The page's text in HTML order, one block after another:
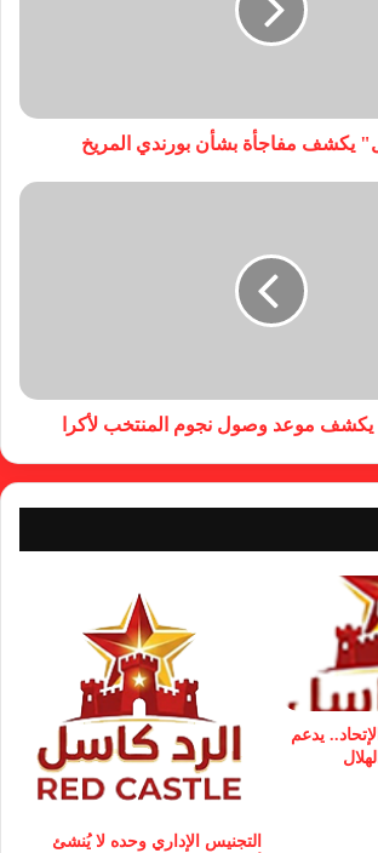
يكشف مفاجأة بشأن بورندي المريخ
موعد وصول نجوم المنتخب لأكرا
يدعم
التجنيس الإداري وحده لا يُنشئ